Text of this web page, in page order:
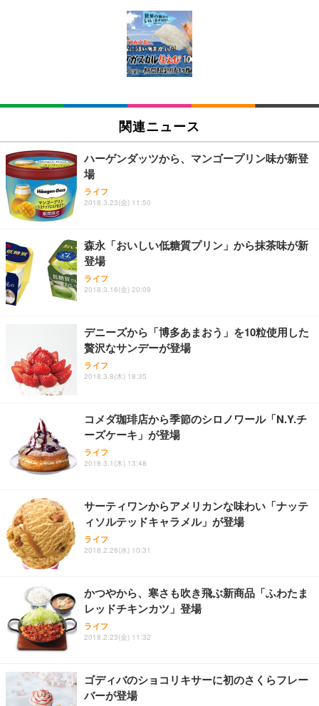
[EdoErgo] オフィスチェア 椅子 テレワーク 疲れな
い 跳ね上げ式アームレスト コンパクト 約105度ロッ
キング pc 事務椅子 360度回転 座面昇降 強化ナイロ
ン樹脂ベース 通気性メッシュ 在宅ワーク H-WY01
(黒網+黒枠+黒足)
SIHOO B100 オフィスチェア／デスクチェア メッシ
ュチェア 人間工学 疲れない ブラック
￥27,999
ワーク チェア 強化バックレスト 30度ロッキング機
能 人間工学 椅子 腰サポート 90度跳ね上げ式アーム
務用 おしゃれ パソコンチェア (ブラック)
Sezlife オフィスチェア デスクチェア 疲れない テレ
ワーク チェア 強化バックレスト 30度ロッキング機
能 人間工学 椅子 腰サポート 90度跳ね上げ式アーム
務用 おしゃれ パソコンチェア (ホワイト)
ANDWINT オフィスチェア デスクチェア 肘なし メ
ッシュ 通気性 ランバーサポート付き 腰サポート ガ
ス圧無段階昇降 360度回転 キャスター付き コンパク
EIZO ビジネス向けプレミアムモニター | FlexScan
EV3240X-WT | 31.5型4K UHD・USB Type-C・ホワ
￥105,595
EIZO ビジネス向けプレミアムモニター | FlexScan
￥109,572
【純正品】27"ゲーミングモニター DualSense 充電
フック付き（CFI-ZDM1J）
【整備済み品】Dell E2724HS 27インチ 液晶モニタ
ー フルHD（1920×1080）VA 非光沢 HDMI/DisplayP
ort/VGA スピーカー内蔵 高さ調整 スイベル VESA対
【MiniLED/24.5inch/280Hz/FHD】GRAPHT THE S
HOOTER Gaming Monitor 24” Essential ゲーミン
グモニター QD 24.5インチ 1ms FHD 量子ドット 残
Amazonベーシック ペットシーツ 薄型 レギュラー 1
回使い捨て 無香料 ホワイト 300枚
Amazonベーシック ペットシーツ 厚型 ワイド 42枚
x2袋(84枚) ホワイト(吸収面:ライトブルー)
￥3,234
ネオ・ルーライフ ネオ・オムツ L 中型犬用 26枚入
り 単品
Smart Basic(スマートベーシック) 【Amazon.co.jp
限定】 Smart Basic アイリスオーヤマ ペットシーツ
超厚型 お徳用 ワイド 100枚入 (x 1) (ケース販売)
アイリスオーヤマ ペットシーツ 超厚型 お徳用 レギ
ュラー 200枚入【Amazon.co.jp限定】
関連ニュース
ハーゲンダッツから、マンゴープリン味が新登
場
ライフ
2018.3.23(金) 11:50
森永「おいしい低糖質プリン」から抹茶味が新
登場
ライフ
2018.3.16(金) 20:09
デニーズから「博多あまおう」を10粒使用した
贅沢なサンデーが登場
ライフ
2018.3.8(木) 18:35
コメダ珈琲店から季節のシロノワール「N.Y.チ
ーズケーキ」が登場
ライフ
2018.3.1(木) 13:48
サーティワンからアメリカンな味わい「ナッテ
ィソルテッドキャラメル」が登場
ライフ
2018.2.28(水) 10:31
かつやから、寒さも吹き飛ぶ新商品「ふわたま
レッドチキンカツ」登場
ライフ
2018.2.23(金) 11:32
ゴディバのショコリキサーに初のさくらフレー
バーが登場